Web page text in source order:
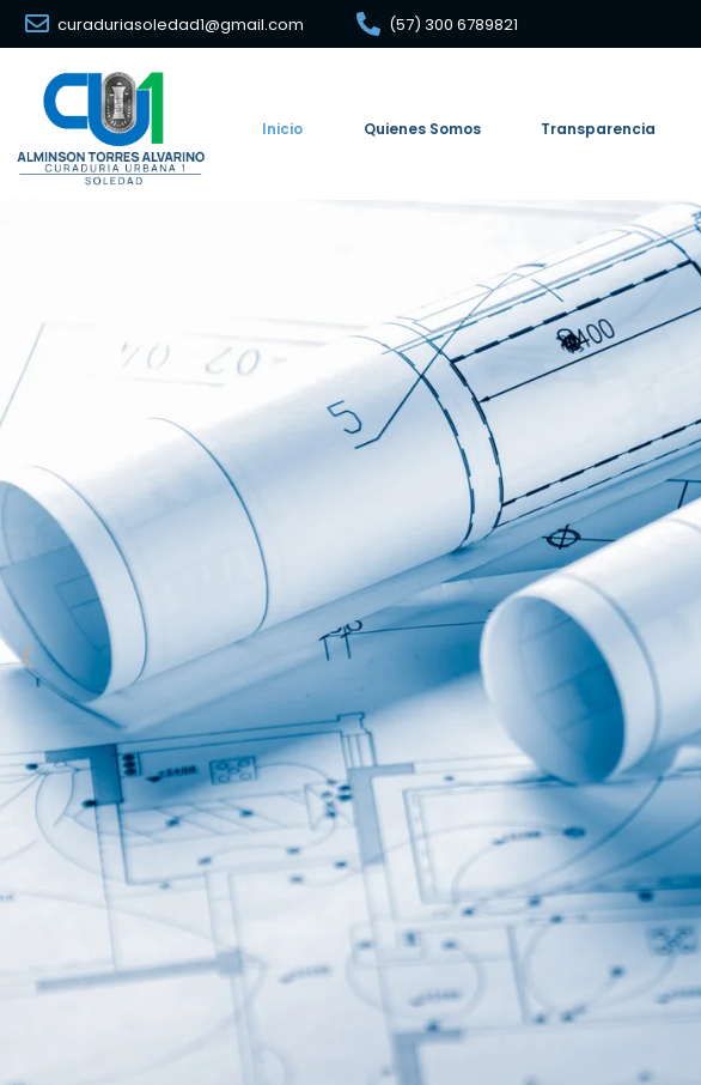
curaduriasoledad1@gmail.com (57) 300 6789821
Inicio Quienes Somos Transparencia